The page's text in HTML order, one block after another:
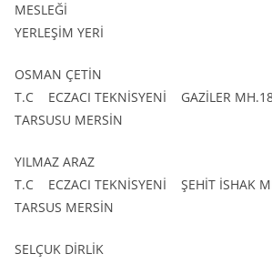
MESLEĞİ
YERLEŞİM YERİ
OSMAN ÇETİN
T.C ECZACI TEKNİSYENİ GAZİLER
TARSUSU MERSİN
YILMAZ ARAZ
T.C ECZACI TEKNİSYENİ ŞEHİT İSHAK
TARSUS MERSİN
SELÇUK DİRLİK